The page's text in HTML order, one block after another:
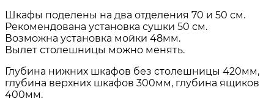
Шкафы поделены на два отделения 70 и 50 см.
Рекомендована установка сушки 50 см.
Возможна установка мойки 48мм.
Вылет столешницы можно менять.
Глубина нижних шкафов без столешницы 420мм,
глубина верхних шкафов 300мм, глубина ящиков
400мм.